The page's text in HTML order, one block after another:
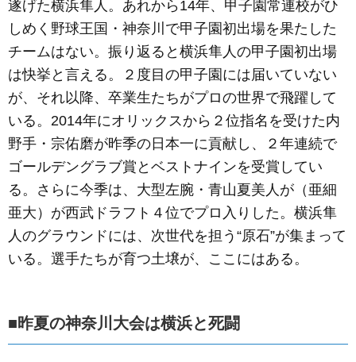
遂げた横浜隼人。あれから14年、甲子園常連校がひ
しめく野球王国・神奈川で甲子園初出場を果たした
チームはない。振り返ると横浜隼人の甲子園初出場
は快挙と言える。２度目の甲子園には届いていない
が、それ以降、卒業生たちがプロの世界で飛躍して
いる。2014年にオリックスから２位指名を受けた内
野手・宗佑磨が昨季の日本一に貢献し、２年連続で
ゴールデングラブ賞とベストナインを受賞してい
る。さらに今季は、大型左腕・青山夏美人が（亜細
亜大）が西武ドラフト４位でプロ入りした。横浜隼
人のグラウンドには、次世代を担う“原石”が集まって
いる。選手たちが育つ土壌が、ここにはある。
■昨夏の神奈川大会は横浜と死闘